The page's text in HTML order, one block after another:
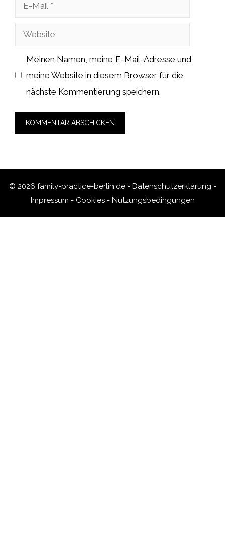
Website
Meinen Namen, meine E-Mail-Adresse und
meine Website in diesem Browser für die
nächste Kommentierung speichern.
© 2026 family-practice-berlin.de - Datenschutzerklärung -
Impressum - Cookies- Nutzungsbedingungen